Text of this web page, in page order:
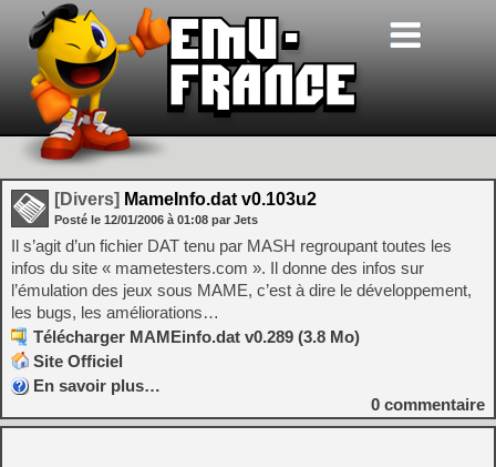
[Divers] MameInfo.dat v0.103u2
Posté le 12/01/2006 à 01:08 par Jets
Il s’agit d’un fichier DAT tenu par MASH regroupant toutes les
infos du site « mametesters.com ». Il donne des infos sur
l’émulation des jeux sous MAME, c’est à dire le développement,
les bugs, les améliorations…
Télécharger MAMEinfo.dat v0.289 (3.8 Mo)
Site Officiel
En savoir plus…
0 commentaire